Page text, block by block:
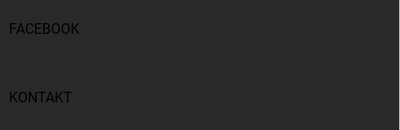
FACEBOOK
KONTAKT